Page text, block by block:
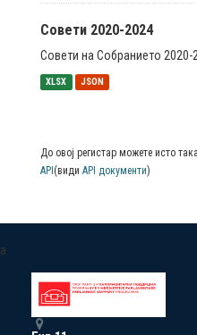
Совети 2020-2024
Совети на Собранието 2020-
XLSX JSON
До овој регистар можете исто
API (види API документи)
a